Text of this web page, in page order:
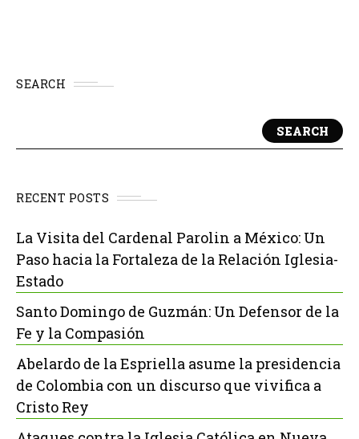
SEARCH
SEARCH
RECENT POSTS
La Visita del Cardenal Parolin a México: Un
Paso hacia la Fortaleza de la Relación Iglesia-
Estado
Santo Domingo de Guzmán: Un Defensor de la
Fe y la Compasión
Abelardo de la Espriella asume la presidencia
de Colombia con un discurso que vivifica a
Cristo Rey